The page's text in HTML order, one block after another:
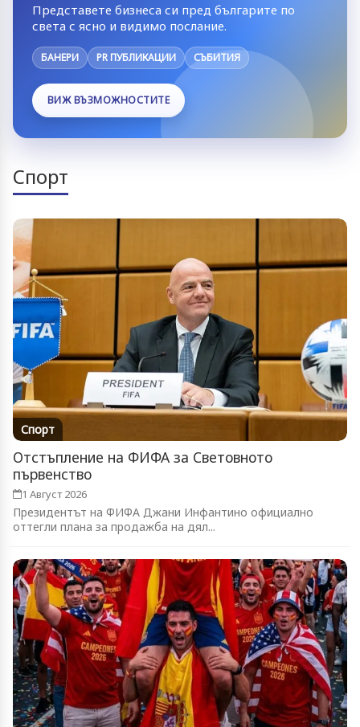
Представете бизнеса си пред българите по
света с ясно и видимо послание.
БАНЕРИ PR ПУБЛИКАЦИИ СЪБИТИЯ
ВИЖ ВЪЗМОЖНОСТИТЕ
Спорт
Спорт
Отстъпление на ФИФА за Световното
първенство
1 Август 2026
Президентът на ФИФА Джани Инфантино официално
оттегли плана за продажба на дял...